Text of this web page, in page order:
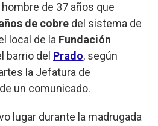
de 37 años que
de cobre del sistema de
local de la Fundación
barrio del Prado, según
la Jefatura de
un comunicado.
lugar durante la madrugada